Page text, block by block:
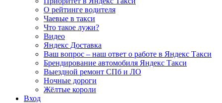
О рейтинге водителя
Чаевые в такси
Что такое лужи?
Видео
Яндекс Доставка
Ваш вопрос – наш ответ о работе в Яндекс Такси
Брендирование автомобиля Яндекс Такси
Выездной ремонт СПб и ЛО
Ночные дороги
Жёлтые короли
Вход